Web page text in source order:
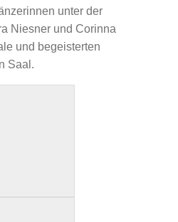
unter der
Niesner und Corinna
und begeisterten
Saal.